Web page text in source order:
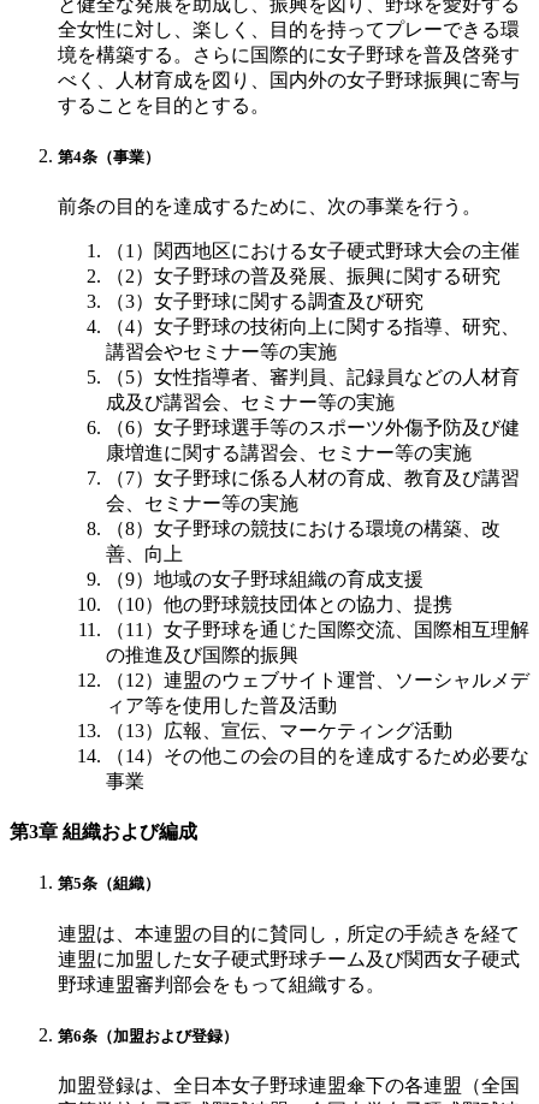
全女性に対し、楽しく、目的を持ってプレーできる環
境を構築する。さらに国際的に女子野球を普及啓発す
べく、人材育成を図り、国内外の女子野球振興に寄与
することを目的とする。
第4条（事業）
前条の目的を達成するために、次の事業を行う。
（1）関西地区における女子硬式野球大会の主催
（2）女子野球の普及発展、振興に関する研究
（3）女子野球に関する調査及び研究
（4）女子野球の技術向上に関する指導、研究、
講習会やセミナー等の実施
（5）女性指導者、審判員、記録員などの人材育
成及び講習会、セミナー等の実施
（6）女子野球選手等のスポーツ外傷予防及び健
康増進に関する講習会、セミナー等の実施
（7）女子野球に係る人材の育成、教育及び講習
会、セミナー等の実施
（8）女子野球の競技における環境の構築、改
善、向上
（9）地域の女子野球組織の育成支援
（10）他の野球競技団体との協力、提携
（11）女子野球を通じた国際交流、国際相互理解
の推進及び国際的振興
（12）連盟のウェブサイト運営、ソーシャルメデ
ィア等を使用した普及活動
（13）広報、宣伝、マーケティング活動
（14）その他この会の目的を達成するため必要な
事業
第3章 組織および編成
第5条（組織）
連盟は、本連盟の目的に賛同し，所定の手続きを経て
連盟に加盟した女子硬式野球チーム及び関西女子硬式
野球連盟審判部会をもって組織する。
第6条（加盟および登録）
加盟登録は、全日本女子野球連盟傘下の各連盟（全国